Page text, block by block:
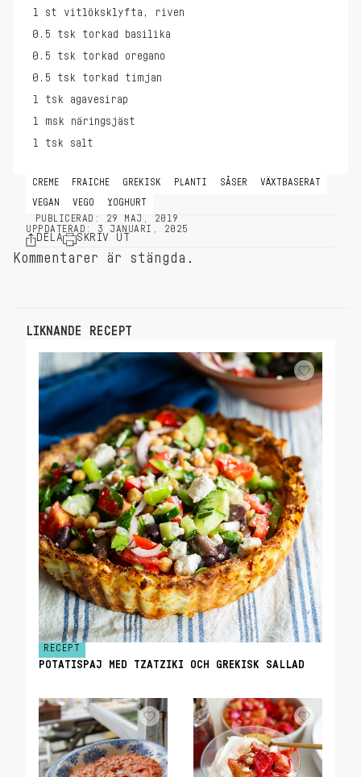
1 st
vitlöksklyfta, riven
0.5 tsk
torkad basilika
0.5 tsk
torkad oregano
0.5 tsk
torkad timjan
1 tsk
agavesirap
1 msk
näringsjäst
1 tsk salt
CREME FRAICHE GREKISK PLANTI SÅSER VÄXTBASERAT
VEGAN VEGO
YOGHURT
PUBLICERAD: 29 MAJ, 2019
UPPDATERAD: 3 JANUARI, 2025
DELA SKRIV UT
Kommentarer är stängda.
LIKNANDE RECEPT
RECEPT
POTATISPAJ MED TZATZIKI OCH GREKISK SALLAD